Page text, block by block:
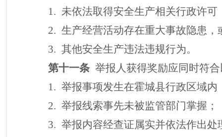
1. 未依法取得安全生产相关行政许
2. 生产经营活动存在重大事故隐患
3. 其他安全生产违法违规行为。
第十一条 举报人获得奖励应同时符
1. 举报事项发生在霍城县行政区域内
2. 举报线索事先未被监管部门掌握；
3. 举报内容经查证属实并依法作出处